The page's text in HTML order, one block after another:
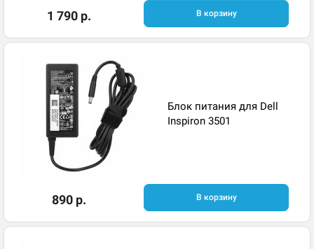
1 790 р. В корзину
Блок питания для Dell
Inspiron 3501
890 р. В корзину